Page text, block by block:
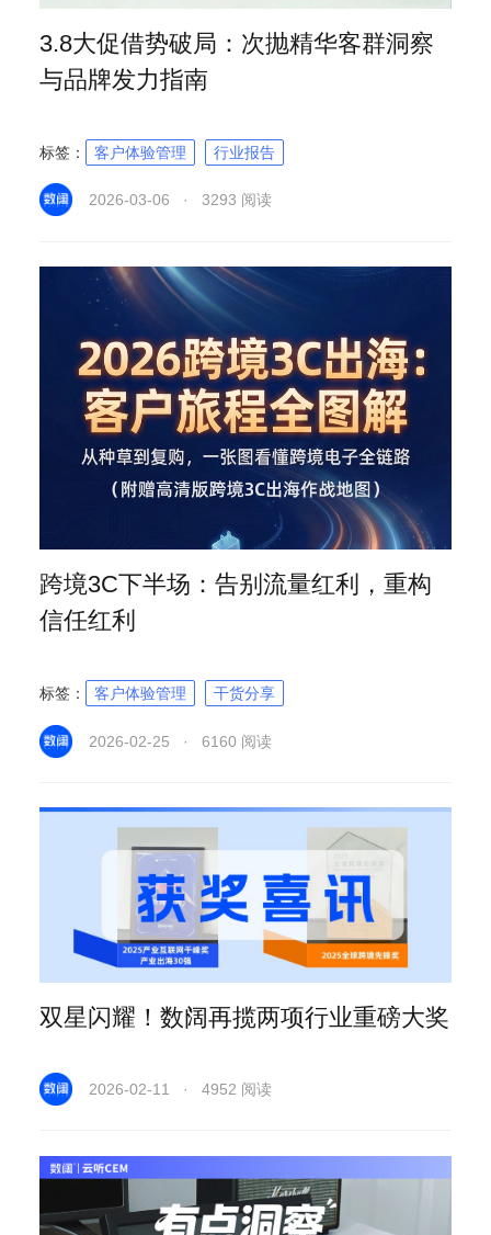
3.8大促借势破局：次抛精华客群洞察
与品牌发力指南
标签： 客户体验管理 行业报告
2026-03-06 · 3293 阅读
跨境3C下半场：告别流量红利，重构
信任红利
标签： 客户体验管理 干货分享
2026-02-25 · 6160 阅读
双星闪耀！数阔再揽两项行业重磅大奖
2026-02-11 · 4952 阅读